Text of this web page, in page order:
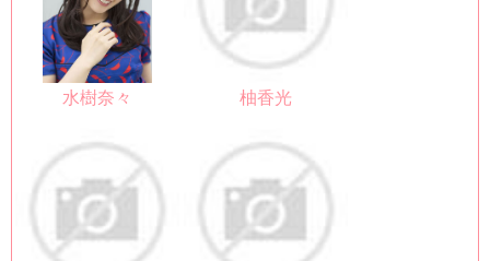
水樹奈々 柚香光